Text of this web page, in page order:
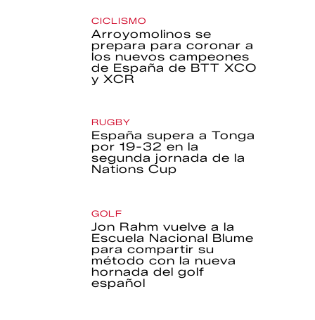
CICLISMO
Arroyomolinos se
prepara para coronar a
los nuevos campeones
de España de BTT XCO
y XCR
RUGBY
España supera a Tonga
por 19-32 en la
segunda jornada de la
Nations Cup
GOLF
Jon Rahm vuelve a la
Escuela Nacional Blume
para compartir su
método con la nueva
hornada del golf
español